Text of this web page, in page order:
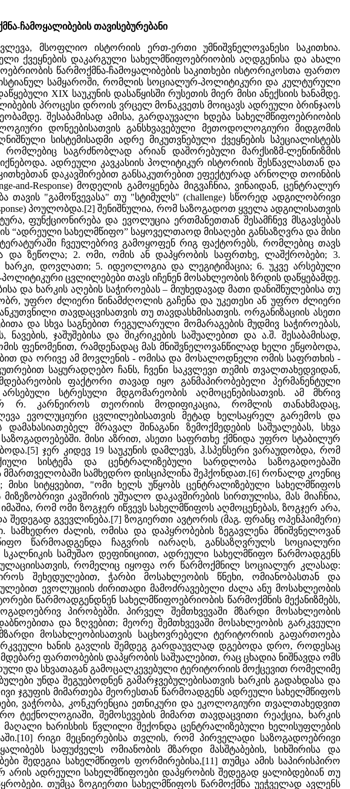
ჩამოყალიბების თავისებურებანი
წინაპირობად ანდა შედეგად გვევლინება.[7] ზოგიერთი ავტორის (მაგ. ფრანც ოპენჰაიმერი) დაკვირვებით, დაპყრობებია საძიებელი სახელმწიფოთა საფუძველში. სამხედრო ძალის, ომისა და დაპყრობების ზეგავლენა მნიშვნელოვან როლს ასრულებდა სახელმწიფოებრიობის წარმოქნაში. სახელმწიფო წარმოადგენდა ჩაგვრის იარაღს, განსაზღვრულს სოციალური უთანასწორობის ლეგიტიმირებისათვის. ჰენრი კლაესენისა და პეტერ სკალნიკის სამუშაო დეფინიციით, ადრეული სახელმწიფო წარმოადგენს ორგანიზაციას იმ საზოგადოებაში სოციალური ურთიერთობების რეგულაციისათვის, რომელიც იყოფა ორ წარმოქმნილ სოციალურ კლასად: მმართველებისა და მათგან მართულებისაგან.[8] რობერტ კარნეიროს შეხედულებით, ჭარბი მოსახლეობის წნეხი, ომიანობასთან და დაპყრობასთან ერთად იყო სახელმწიფოებრიობისაკენ [გვ.8] მიმართულებით ევოლუციის ძირითადი მამოძრავებელი ძალა ანუ მოსახლეობის ზრდას მოსდევდა ზეწოლა არსებულ რესურსებზე. მისი აზრით, ეს ფაქტორები წარმოადგენდნენ სახელმწიფოებრიობის წარმოქმნის მექანიზმებს, ოღონდ მხოლოდ განსაკუთრებულ განსაზღვ­რულ გარემო და საზოგადოებრივ პირობებში. პირველ შემთხვევაში მზარდი მოსახლეობის საცხოვრებელი არეალი იზოლირებული იყო მთებით, ჯუნგლებით, უდაბნოებითა და ზღვებით; მეორე შემთხვევაში მოსახლეობის გარკვეული ჯგუფი შემოსაზღვრული იყო სხვა ასეთივე ჯგუფებით და ამდენად მზარდი მოსახლეობისათვის საცხოვრებელი ტერიტორიის გაფართოება შეუძლებელი ხდებოდა და იქმნებოდა ჭარბი მოსახლეობის წნეხი. გარკვეული ხანის გავლის შემდეგ გარდაუვლად დგებოდა დრო, როდესაც ტომის მიწა-წყლის ზრდა შესაძლებელი ხდებოდა მხოლოდ მეზობლად მდებარე ფართობების დაპყრობის საშუალებით, რაც ცხადია ნიშნავდა ომს მეზობელ ტომებთან. ეს პროცესი მთავრდებოდა მთელი ამ შემოსაზღვრული და სხვათაგან გამოცალკევებული ტერიტორიის მოქცევით რომელიმე ერთი დომინირებული ეთნიკური ჯგუფის ხელქვეით, ხოლო დამარცხებულები უნდა შეგუებოდნენ გამარჯვებულებისათვის ხარკის გადახდასა და მათ მორჩილებას.[9] ყოველ ცალკეულ რეგიონში ერთი საზოგადოებრივი ჯგუფის მიმართება მეორესთან წარმოადგენს ადრეული სახელმწიფოს წარმომქმნისათვის დამხმარე პოტენციურ ძალას. ომიანობა, დაპყრობები, ვაჭრობა, კონკურენცია ეთნიკური და ეკოლოგიური თვალთახედვით გაბატონებული მდგომარეობის მიღწევისათვის, უპირატესობა სამხედრო ტექნოლოგიაში, შემოსევების მიმართ თავდაცვითი რეაქცია, ხარკის გადამხდელთა მიერ მისი შეწყვეტისაკენ მისწრაფება, ყოველივე ამას მაღალი ხარისხის წვლილი შექონდა ცენტრალიზებული ხელისუფლების ჩამოყალიბებასა და იერარქიული, ადრეული სახელმწიფოების ზრდაში.[10] რიგი მეცნიერებისა თვლის, რომ პირველადი საზოგადოებრივი ევოლუცია და სახელმწიფოს აღმოცენება თავის მხრივ შემდეგ აყალიბებს საფუძველს ომიანობის მზარდი მასშტაბების, სიხშირისა და წარმატებებისათვის. ელმან სერვისის შეხედულებით ომი და დაპყრობები შედეგია სახელმწიფოს ფორმირებისა,[11] თუმცა ამის საპირისპირო აზრიც აგრეთვე [გვ. 9] მართებულია; ამდენად, მაინცდამაინც ცხადი არ არის ადრეული სახელმწიფოები დაპყრობის შედეგად ყალიბდებიან თუ პირიქით ადრეული სახელმწიფოების ჩამოყალიბებას თან სდევს დაპყრობები. თუმცა ზოგიერთი სახელმწიფოს წარმოქმნა უეჭველად ავლენს დაპყრობის გადამწყვეტ გავლენას. არის შემთხვევები, როდესაც მესაქონლეთა გაბატონებამ მიწათმოქმედებზე გამოიწვია სახელმწიფოს აღმოცენება.[12] მზარდი კონფლიქტი, ომიანობა და ლაშქრობები სათავეს უდებდა ცენტრალიზებული მმართველობის გამომწვევ ტენდენციებს.[13] ე. სერვისი შენიშნავს, რომ შემოსეულ ნომადთა წინააღმდეგ მიღებულმა თავდაცვითმა ზომებმა განაპირობეს ჩრდილო-დასავლეთ ჩინეთსა და მესოპოტამიაში გალავნიანი ქალაქების რიცხვისა და ინტენსიური მიწათმოქმედების ზრდა და ძლევამოსილი ცენტრალიზებული მმართველობითი სისტემის აღმოცენება.[14] ამრიგად მარბიელი მომთაბარეები არა მხოლოდ ძარცვავდნენ ბინადარ მიწათმოქმედებს, არამედ ახდენდნენ პოლიტიკური განვითარების პროცესების სტიმულაციას.[15] ჰ.კლაესენისა და პ. სკალნიკის მონაცემებით, ადრეულ სახელმწიფოებსა და მათ მეზობლებს შორის კონტაქტი უპირატესად ომების, ლაშქრობების და დაპყრობის მცდელობის საშუალებით ხორციელდებოდა. ომი და მისი თანხმლები მოვლენები ყველა შემთხვევაში დადებით ზეგავლენას ახდენდნენ მმართველობითი და სამთავრობო ინსტიტუტების განვითარებაზე.[16] ა.ხაზანოვის შენიშვნით, დაპყრობებს შეუძლიათ გამოიწვიონ ადრეული სახელმწიფოების აღმოცენება, ხელი შეუწყონ ამის სტიმულირებას და ბოლოს და ბოლოს სპეციფიური ადგილობრივი თავისებურებების ჩამოყალიბებას, მაგრამ ამისათვის საჭიროა არსებობდეს შესაბამისი შინაგანი პირობები, მაგალითად, როგორც დამპყრობლების, ასევე დაპყრობილების, განვითარების საკმარისი დონე.[17] თუ მეცნიერთა ერთ ნაწილს (ენგელსი, გოლდბერგი) მიაჩნდა, რომ სახელმწიფო იქმნებოდა უპირატე[გვ. 10]სად შინაგანი განვითარების შედეგად, მეორე ნაწილი (ოპენჰაიმერი, თურნვალდი, კარნეირო) სახელმწიფოს წარმოქნას უკავშირებს გარეგან ფაქტორებს. ისინი თვლიან რომ დაპყრობა და ომი იწვევს რა ერთი ხალხის მიერ მეორეს დამორჩილებასა და ექპლუატაციას, აუცილებელს ხდის სახელმწიფო ორგანიზაციის წარმოქმას საზოგადოებაში არსებული უთანასწორობის შესანარჩუნებლად.[18] იდეოლოგიის არსებობა და აგრეთვე ნამატი პროდუქტის გაჩენა, უნდა ყოფილიყო სახელმწიფოს ჩამოყალიბებისათვის აუცილებელი წინაპირობა. ასეთი ფორმირებისათვის სოციალური უთანაბრობის წარმოქმნა-განვითარება, როგორც ჩანს, უფრო შედეგი იყო, ვიდრე მიზეზი. აღნიშნული გარემოება გვიტოვებს მხოლოდ იმ ფაქტორების წყებას, რომელთაც უნდა მოეხდინათ უმთავრესი ზემოქმედება სახელმწიფოს წარმოქმნაზე; ესენ